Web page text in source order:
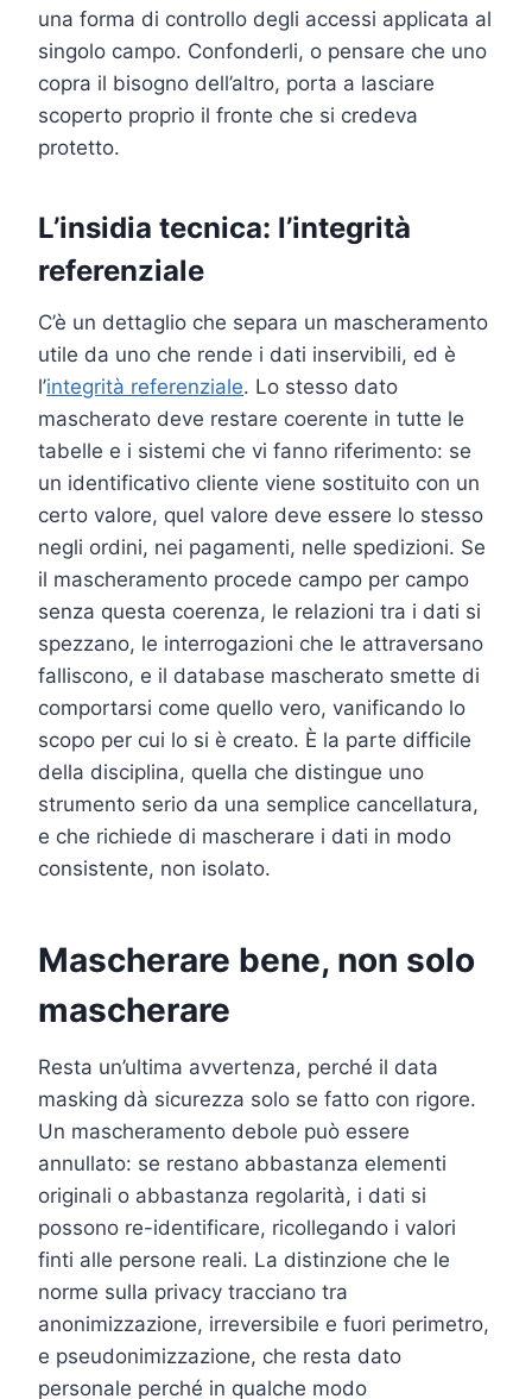
una forma di controllo degli accessi applicata al
singolo campo. Confonderli, o pensare che uno
copra il bisogno dell’altro, porta a lasciare
scoperto proprio il fronte che si credeva
protetto.
L’insidia tecnica: l’integrità
referenziale
C’è un dettaglio che separa un mascheramento
utile da uno che rende i dati inservibili, ed è
l’integrità referenziale. Lo stesso dato
mascherato deve restare coerente in tutte le
tabelle e i sistemi che vi fanno riferimento: se
un identificativo cliente viene sostituito con un
certo valore, quel valore deve essere lo stesso
negli ordini, nei pagamenti, nelle spedizioni. Se
il mascheramento procede campo per campo
senza questa coerenza, le relazioni tra i dati si
spezzano, le interrogazioni che le attraversano
falliscono, e il database mascherato smette di
comportarsi come quello vero, vanificando lo
scopo per cui lo si è creato. È la parte difficile
della disciplina, quella che distingue uno
strumento serio da una semplice cancellatura,
e che richiede di mascherare i dati in modo
consistente, non isolato.
Mascherare bene, non solo
mascherare
Resta un’ultima avvertenza, perché il data
masking dà sicurezza solo se fatto con rigore.
Un mascheramento debole può essere
annullato: se restano abbastanza elementi
originali o abbastanza regolarità, i dati si
possono re-identificare, ricollegando i valori
finti alle persone reali. La distinzione che le
norme sulla privacy tracciano tra
anonimizzazione, irreversibile e fuori perimetro,
e pseudonimizzazione, che resta dato
personale perché in qualche modo